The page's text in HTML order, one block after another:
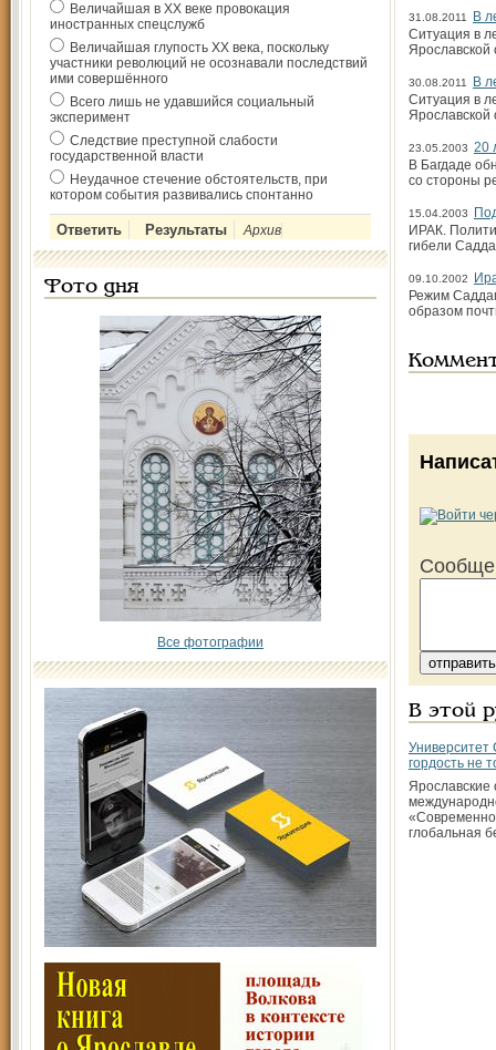
Величайшая в ХХ веке провокация
иностранных спецслужб
Величайшая глупость ХХ века, поскольку
участники революций не осознавали последствий
ими совершённого
Всего лишь не удавшийся социальный
эксперимент
Следствие преступной слабости
государственной власти
Неудачное стечение обстоятельств, при
котором события развивались спонтанно
Архив
Фото дня
Все фотографии
31.08.2011
В
Ситуация в
Ярославской
30.08.2011
В
Ситуация в
Ярославской
23.05.2003 20
В Багдаде
со стороны
15.04.2003
ИРАК.
гибели
09.10.2002
Режим
образом
В этой
Университет
гордость не
Ярославские
глобальная